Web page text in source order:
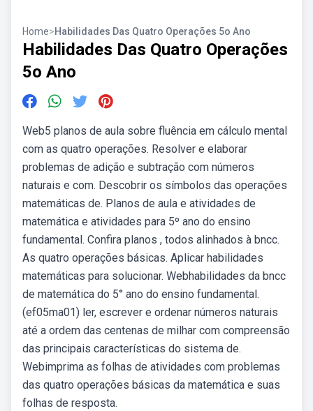
Home>Habilidades Das Quatro Operações 5o Ano
Habilidades Das Quatro Operações
5o Ano
Web5 planos de aula sobre fluência em cálculo mental
com as quatro operações. Resolver e elaborar
problemas de adição e subtração com números
naturais e com. Descobrir os símbolos das operações
matemáticas de. Planos de aula e atividades de
matemática e atividades para 5º ano do ensino
fundamental. Confira planos , todos alinhados à bncc.
As quatro operações básicas. Aplicar habilidades
matemáticas para solucionar. Webhabilidades da bncc
de matemática do 5° ano do ensino fundamental.
(ef05ma01) ler, escrever e ordenar números naturais
até a ordem das centenas de milhar com compreensão
das principais características do sistema de.
Webimprima as folhas de atividades com problemas
das quatro operações básicas da matemática e suas
folhas de resposta.